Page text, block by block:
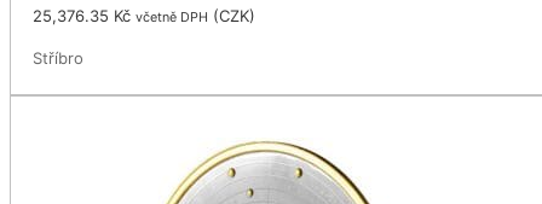
25,376.35 Kč včetně DPH (CZK)
Stříbro